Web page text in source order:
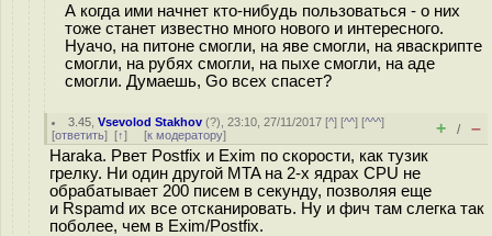
А когда ими начнет кто-нибудь пользоваться - о них
тоже станет известно много нового и интересного.
Нуачо, на питоне смогли, на яве смогли, на яваскрипте
смогли, на рубях смогли, на пыхе смогли, на аде
смогли. Думаешь, Go всех спасет?
3.45 ,Vsevolod Stakhov (?), 23:10, 27/11/2017 [^] [^^] [^^^]
[ответить] [↑] [к модератору] + / –
Haraka. Рвет Postfix и Exim по скорости, как тузик
грелку. Ни один другой MTA на 2-х ядрах CPU не
обрабатывает 200 писем в секунду, позволяя еще
и Rspamd их все отсканировать. Ну и фич там слегка так
поболее, чем в Exim/Postfix.